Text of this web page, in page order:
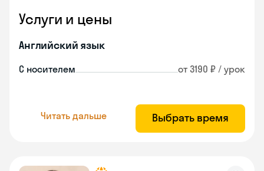
Услуги и цены
Английский язык
С носителем от 3190 ₽ / урок
Читать дальше Выбрать время